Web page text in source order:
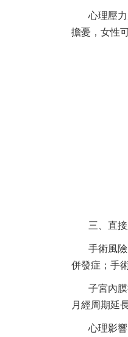
心理壓
擔憂，女性
三、直
手術風
併發症；手
子宮內
月經周期延
心理影